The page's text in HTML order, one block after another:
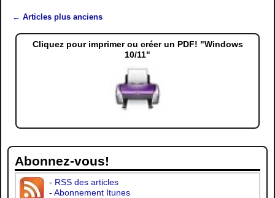
← Articles plus anciens
Cliquez pour imprimer ou créer un PDF! "Windows
10/11"
Abonnez-vous!
- RSS des articles
-Abonnement Itunes